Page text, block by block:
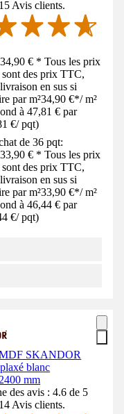
Avis clients.
€ * Tous les prix
des prix TTC,
en sus si
par m²34,90 €*/ m²
à 47,81 € par
€/ pqt)
de 36 pqt:
€ * Tous les prix
des prix TTC,
en sus si
par m²33,90 €*/ m²
à 46,44 € par
€/ pqt)
SKANDOR
blanc
mm
des avis : 4.6 de 5
Avis clients.